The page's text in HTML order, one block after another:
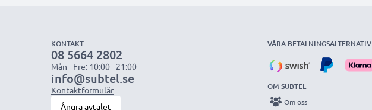
KONTAKT
08 5664 2802
Mån - Fre: 10:00 - 21:00
info@subtel.se
Kontaktformulär
Ångra avtalet
VÅRA BETALNINGSALTERNATIV
OM SUBTEL
Om oss